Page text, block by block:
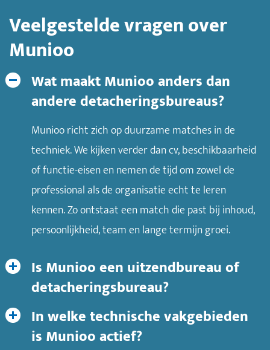
Veelgestelde vragen over
Munioo
Wat maakt Munioo anders dan
andere detacheringsbureaus?
Munioo richt zich op duurzame matches in de
techniek. We kijken verder dan cv, beschikbaarheid
of functie-eisen en nemen de tijd om zowel de
professional als de organisatie echt te leren
kennen. Zo ontstaat een match die past bij inhoud,
persoonlijkheid, team en lange termijn groei.
Is Munioo een uitzendbureau of
detacheringsbureau?
In welke technische vakgebieden
is Munioo actief?